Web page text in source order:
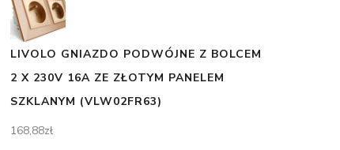
LIVOLO GNIAZDO PODWÓJNE Z BOLCEM
2 X 230V 16A ZE ZŁOTYM PANELEM
SZKLANYM (VLW02FR63)
168,88zł